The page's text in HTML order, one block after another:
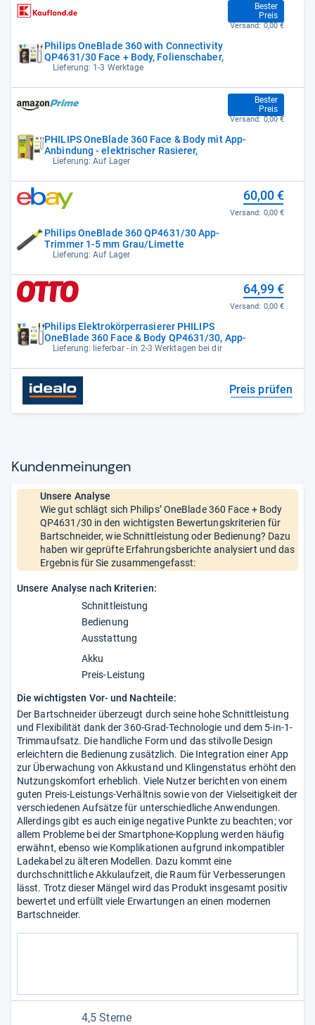
Philips OneBlade 360 with Connectivity
QP4631/30 Face + Body, Folienschaber,
Lieferung: 1-3 Werktage
Bester
Preis
59,99 €
Versand: 0,00 €
PHILIPS OneBlade 360 Face & Body mit App-
Anbindung - elektrischer Rasierer,
Lieferung: Auf Lager
Bester
Preis
59,99 €
Versand: 0,00 €
Philips OneBlade 360 QP4631/30 App-
Trimmer 1-5 mm Grau/Limette
Lieferung: Auf Lager
60,00 €
Versand: 0,00 €
Philips Elektrokörperrasierer PHILIPS
OneBlade 360 Face & Body QP4631/30, App-
Lieferung: lieferbar - in 2-3 Werktagen bei dir
64,99 €
Versand: 0,00 €
Preis prüfen
Kun­den­mei­nun­gen
Unsere Analyse
Wie gut schlägt sich Philips’ OneBlade 360 Face + Body
QP4631/30 in den wichtigsten Bewertungskriterien für
Bartschneider, wie Schnittleistung oder Bedienung? Dazu
haben wir geprüfte Erfahrungsberichte analysiert und das
Ergebnis für Sie zusammengefasst:
Unsere Analyse nach Kriterien:
Schnittleistung
Bedienung
Ausstattung
Akku
Preis-Leistung
Die wichtigsten Vor- und Nachteile:
Der Bartschneider überzeugt durch seine hohe Schnittleistung
und Flexibilität dank der 360-Grad-Technologie und dem 5-in-1-
Trimmaufsatz. Die handliche Form und das stilvolle Design
erleichtern die Bedienung zusätzlich. Die Integration einer App
zur Überwachung von Akkustand und Klingenstatus erhöht den
Nutzungskomfort erheblich. Viele Nutzer berichten von einem
guten Preis-Leistungs-Verhältnis sowie von der Vielseitigkeit der
verschiedenen Aufsätze für unterschiedliche Anwendungen.
Allerdings gibt es auch einige negative Punkte zu beachten; vor
allem Probleme bei der Smartphone-Kopplung werden häufig
erwähnt, ebenso wie Komplikationen aufgrund inkompatibler
Ladekabel zu älteren Modellen. Dazu kommt eine
durchschnittliche Akkulaufzeit, die Raum für Verbesserungen
lässt. Trotz dieser Mängel wird das Produkt insgesamt positiv
bewertet und erfüllt viele Erwartungen an einen modernen
Bartschneider.
4,5 Sterne